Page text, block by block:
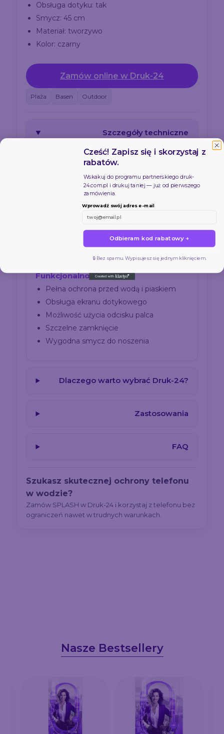
Obsługa dotyku: tak
Smycz: 45 cm
Materiał: tworzywo
Kolor: czarny
Zamów online w Druk-24
Plaża Basen Outdoor
Szczegóły techniczne
Wymiary: 110 × 215 × 1,65 mm
Materiał: tworzywo
Kolor: czarny
Opakowanie: woreczek foliowy
Gwarancja: 12 miesięcy
Funkcjonalność
Pełna ochrona przed wodą i piaskiem
Obsługa ekranu dotykowego
Możliwość użycia odcisku palca
Szczelne zamknięcie
Wygodna smycz do noszenia
Dlaczego warto wybrać Druk-24?
Zastosowania
FAQ
Szukasz skutecznej ochrony telefonu
w wodzie?
Zamów SPLASH w Druk-24 i korzystaj z telefonu bez
ograniczeń nawet w trudnych warunkach.
Nasze Bestsellery
Cześć! Zapisz się i skorzystaj z
rabatów.
Wskakuj do programu partnerskiegodruk-
24.com.pl i drukuj taniej — już od pierwszego
zamówienia.
Wprowadź swój adres e-mail
Odbieram kod rabatowy →
🔒 Bez spamu. Wypisujesz się jednym kliknięciem.